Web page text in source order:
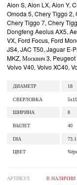
Aion S, Aion LX, Aion Y,
Omoda 5, Chery Tiggo 2,
Chery Tiggo 7, Chery
Dongfeng Aeolus AX5,
VX, Ford Focus, Ford
JS4, JAC T50, Jaguar E-
MKZ, Москвич 3,
Volvo V40, Volvo XC40,
ДИАМЕТР 18
СВЕРЛОВКА
ШИРИНА 8
ВЫЛЕТ 40
DIA 73.1
ЦВЕТ
АРТИКУЛ В НАЛИЧИИ